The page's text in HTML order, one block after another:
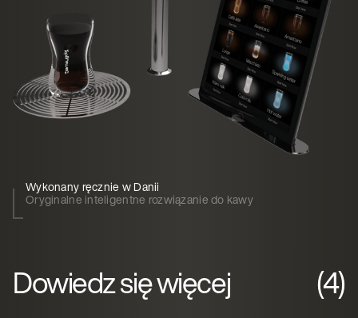
Wykonany ręcznie w Danii
Oryginalne inteligentne rozwiązanie do kawy
Dowiedz się więcej (4)